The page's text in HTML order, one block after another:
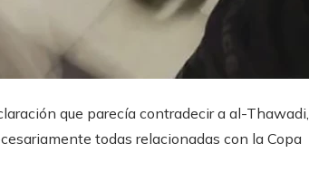
que parecía contradecir a al-Thawadi,
todas relacionadas con la Copa